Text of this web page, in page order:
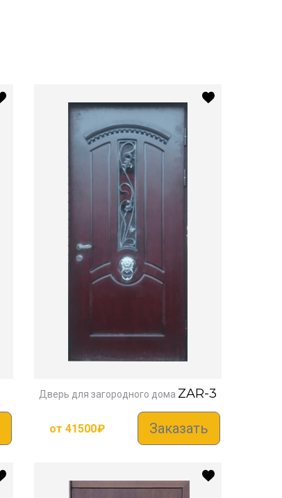
Дверь для загородного дома ZAR-3
от 41500₽ Заказать